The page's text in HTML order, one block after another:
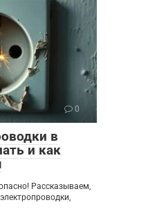
0
в
и как
Рассказываем,